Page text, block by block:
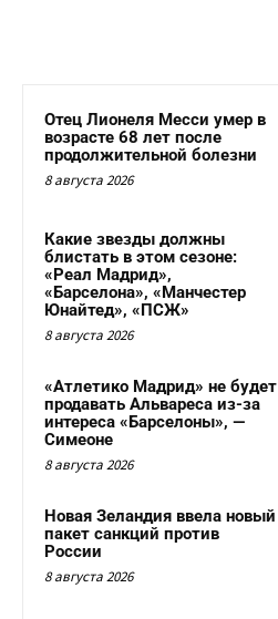
Отец Лионеля Месси умер в
возрасте 68 лет после
продолжительной болезни
8 августа 2026
Какие звезды должны
блистать в этом сезоне:
«Реал Мадрид»,
«Барселона», «Манчестер
Юнайтед», «ПСЖ»
8 августа 2026
«Атлетико Мадрид» не будет
продавать Альвареса из-за
интереса «Барселоны», —
Симеоне
8 августа 2026
Новая Зеландия ввела новый
пакет санкций против
России
8 августа 2026